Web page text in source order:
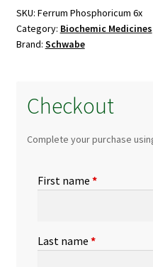
SKU: Ferrum Phosphoricum 6x
Category: Biochemic Medicines
Brand: Schwabe
Checkout
Complete your purchase
First name *
Last name *